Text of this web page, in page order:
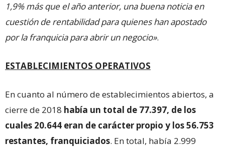
1,9% más que el año anterior, una buena noticia en
cuestión de rentabilidad para quienes han apostado
por la franquicia para abrir un negocio».
ESTABLECIMIENTOS OPERATIVOS
En cuanto al número de establecimientos abiertos, a
cierre de 2018 había un total de 77.397, de los
cuales 20.644 eran de carácter propio y los 56.753
restantes, franquiciados. En total, había 2.999